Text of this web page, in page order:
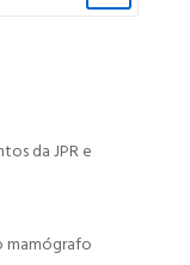
da JPR e
mamógrafo